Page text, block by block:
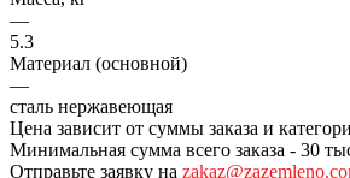
—
5.3
Материал (основной)
—
сталь нержавеющая
Цена зависит от суммы заказа и
Минимальная сумма всего заказа - 30
Отправьте заявку на